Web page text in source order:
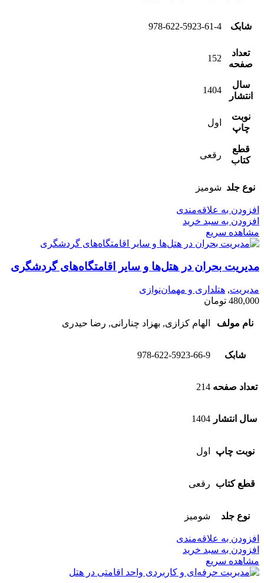
شابک 978-622-5923-61-4
تعداد
صفحه
152
سال
انتشار
1404
نوبت
چاپ
اول
قطع
کتاب
رقعی
نوع جلد شومیز
افزودن به علاقه‌مندی
افزودن به سبد خرید
مشاهده سریع
مدیریت بحران در هتل‌ها و سایر اقامتگاه‌های گردشگری
مدیریت, هتلداری و مهمان‌نوازی
480,000 تومان
نام مولف الهام کزازی, بهزاد چنارانی, رضا حیدری
شابک 978-622-5923-66-9
تعداد صفحه 214
سال انتشار 1404
نوبت چاپ اول
قطع کتاب رقعی
نوع جلد شومیز
افزودن به علاقه‌مندی
افزودن به سبد خرید
مشاهده سریع